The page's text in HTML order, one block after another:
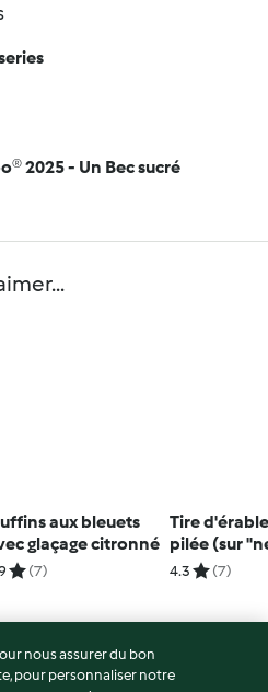
2025 - Un Bec sucré
aux bleuets
glaçage citronné
(7)
Tire
pilée (sur
4.3 (7)
nous assurer du bon
pour personnaliser notre